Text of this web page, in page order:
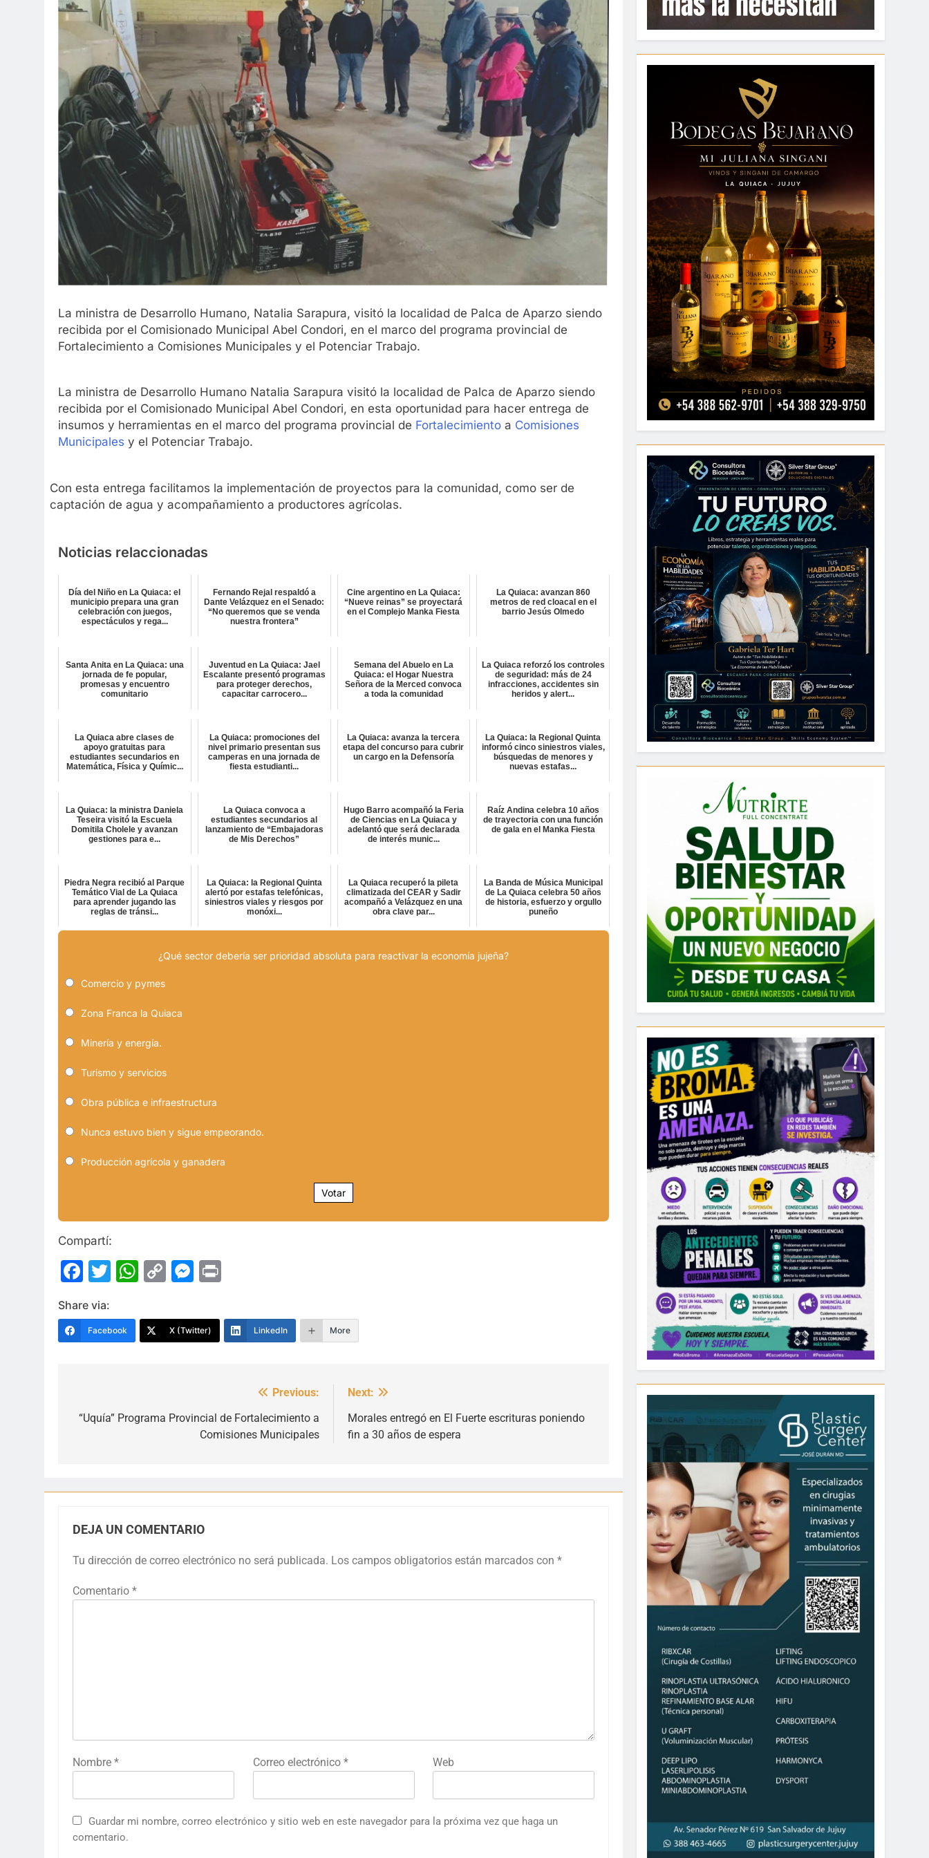
La ministra de Desarrollo Humano, Natalia Sarapura, visitó la localidad de Palca de Aparzo siendo
recibida por el Comisionado Municipal Abel Condori, en el marco del programa provincial de
Fortalecimiento a Comisiones Municipales y el Potenciar Trabajo.
La ministra de Desarrollo Humano Natalia Sarapura visitó la localidad de Palca de Aparzo siendo
recibida por el Comisionado Municipal Abel Condori, en esta oportunidad para hacer entrega de
insumos y herramientas en el marco del programa provincial de Fortalecimiento a Comisiones
Municipales y el Potenciar Trabajo.
Con esta entrega facilitamos la implementación de proyectos para la comunidad, como ser de
captación de agua y acompañamiento a productores agrícolas.
Noticias relaccionadas
Día del Niño en La Quiaca: el
municipio prepara una gran
celebración con juegos,
espectáculos y rega...
Fernando Rejal respaldó a
Dante Velázquez en el Senado:
“No queremos que se venda
nuestra frontera”
Cine argentino en La Quiaca:
“Nueve reinas” se proyectará
en el Complejo Manka Fiesta
La Quiaca: avanzan 860
metros de red cloacal en el
barrio Jesús Olmedo
Santa Anita en La Quiaca: una
jornada de fe popular,
promesas y encuentro
comunitario
Juventud en La Quiaca: Jael
Escalante presentó programas
para proteger derechos,
capacitar carrocero...
Semana del Abuelo en La
Quiaca: el Hogar Nuestra
Señora de la Merced convoca
a toda la comunidad
La Quiaca reforzó los controles
de seguridad: más de 24
infracciones, accidentes sin
heridos y alert...
La Quiaca abre clases de
apoyo gratuitas para
estudiantes secundarios en
Matemática, Física y Químic...
La Quiaca: promociones del
nivel primario presentan sus
camperas en una jornada de
fiesta estudianti...
La Quiaca: avanza la tercera
etapa del concurso para cubrir
un cargo en la Defensoría
La Quiaca: la Regional Quinta
informó cinco siniestros viales,
búsquedas de menores y
nuevas estafas...
La Quiaca: la ministra Daniela
Teseira visitó la Escuela
Domitila Cholele y avanzan
gestiones para e...
La Quiaca convoca a
estudiantes secundarios al
lanzamiento de “Embajadoras
de Mis Derechos”
Hugo Barro acompañó la Feria
de Ciencias en La Quiaca y
adelantó que será declarada
de interés munic...
Raíz Andina celebra 10 años
de trayectoria con una función
de gala en el Manka Fiesta
Piedra Negra recibió al Parque
Temático Vial de La Quiaca
para aprender jugando las
reglas de tránsi...
La Quiaca: la Regional Quinta
alertó por estafas telefónicas,
siniestros viales y riesgos por
monóxi...
La Quiaca recuperó la pileta
climatizada del CEAR y Sadir
acompañó a Velázquez en una
obra clave par...
La Banda de Música Municipal
de La Quiaca celebra 50 años
de historia, esfuerzo y orgullo
puneño
¿Qué sector debería ser prioridad absoluta para reactivar la economía jujeña?
Comercio y pymes
Zona Franca la Quiaca
Minería y energía.
Turismo y servicios
Obra pública e infraestructura
Nunca estuvo bien y sigue empeorando.
Producción agrícola y ganadera
Votar
Compartí:
Facebook
Twitter
WhatsApp
CopyMessenger
Share via:
Facebook X (Twitter) LinkedIn More
de
Previous:
“Uquía” Programa Provincial de Fortalecimiento a
Comisiones Municipales
Next:
Morales entregó en El Fuerte escrituras poniendo
fin a 30 años de espera
DEJA UN COMENTARIO
Tu dirección de correo electrónico no será publicada. Los campos obligatorios están marcados con *
Comentario *
Nombre * Correo electrónico * Web
Guardar mi nombre, correo electrónico y sitio web en este navegador para la próxima vez que haga un
comentario.